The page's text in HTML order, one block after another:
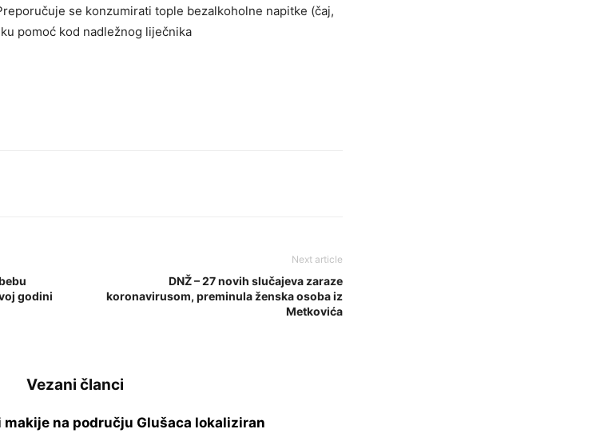
se konzumirati tople bezalkoholne napitke (čaj,
pomoć kod nadležnog liječnika
godini
Next article
DNŽ – 27 novih slučajeva zaraze
koronavirusom, preminula ženska osoba iz
Metkovića
Vezani članci
makije na području Glušaca lokaliziran